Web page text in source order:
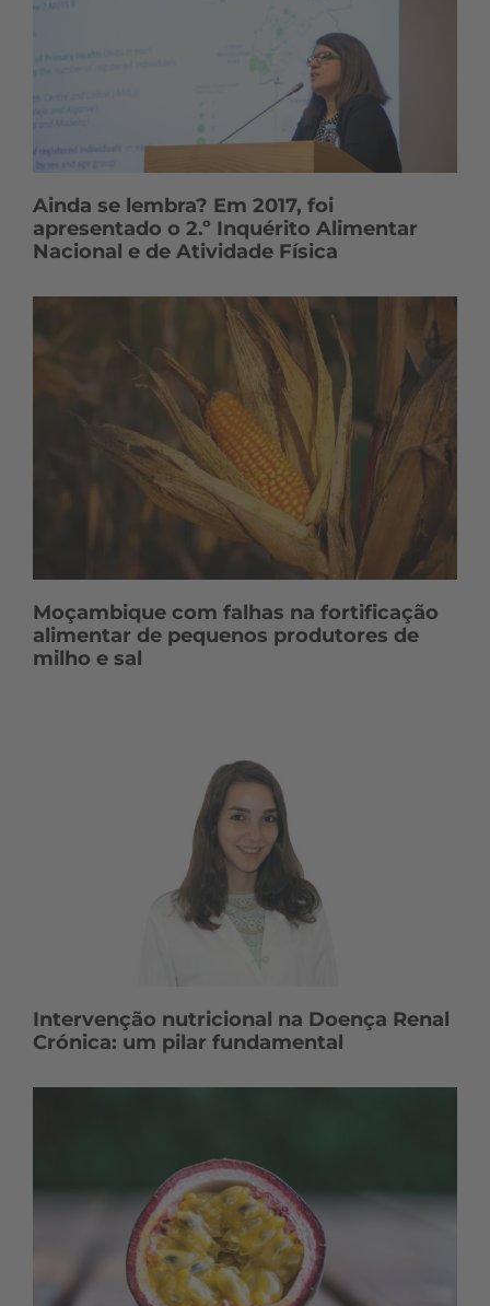
Ainda se lembra? Em 2017, foi
apresentado o 2.º Inquérito Alimentar
Nacional e de Atividade Física
Moçambique com falhas na fortificação
alimentar de pequenos produtores de
milho e sal
Intervenção nutricional na Doença Renal
Crónica: um pilar fundamental